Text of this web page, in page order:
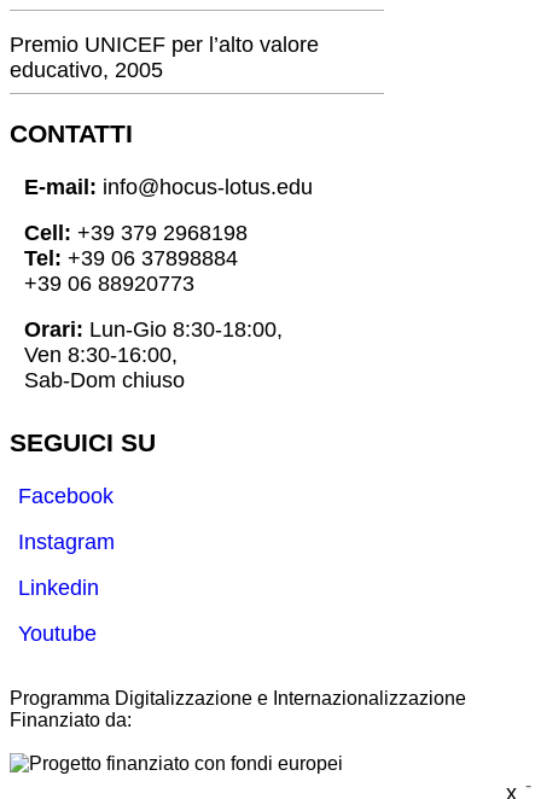
x
Premio UNICEF per l’alto valore
educativo, 2005
CONTATTI
E-mail: info@hocus-lotus.edu
Cell: +39 379 2968198
Tel: +39 06 37898884
+39 06 88920773
Orari: Lun-Gio 8:30-18:00,
Ven 8:30-16:00,
Sab-Dom chiuso
SEGUICI SU
Facebook
Instagram
Linkedin
Youtube
Programma Digitalizzazione e Internazionalizzazione
Finanziato da:
-